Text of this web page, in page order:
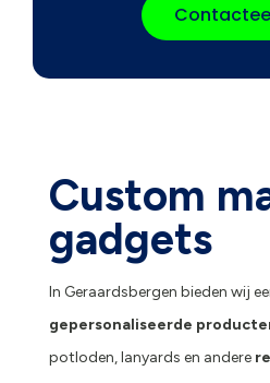
Custom
gadgets
In Geraardsbergen bieden wij
gepersonaliseerde
potloden, lanyards en andere